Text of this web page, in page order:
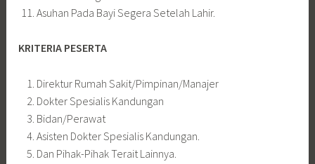
Asuhan Pada Bayi Segera Setelah Lahir.
KRITERIA PESERTA
Direktur Rumah Sakit/Pimpinan/Manajer
Dokter Spesialis Kandungan
Bidan/Perawat
Asisten Dokter Spesialis Kandungan.
Dan Pihak-Pihak Terait Lainnya.